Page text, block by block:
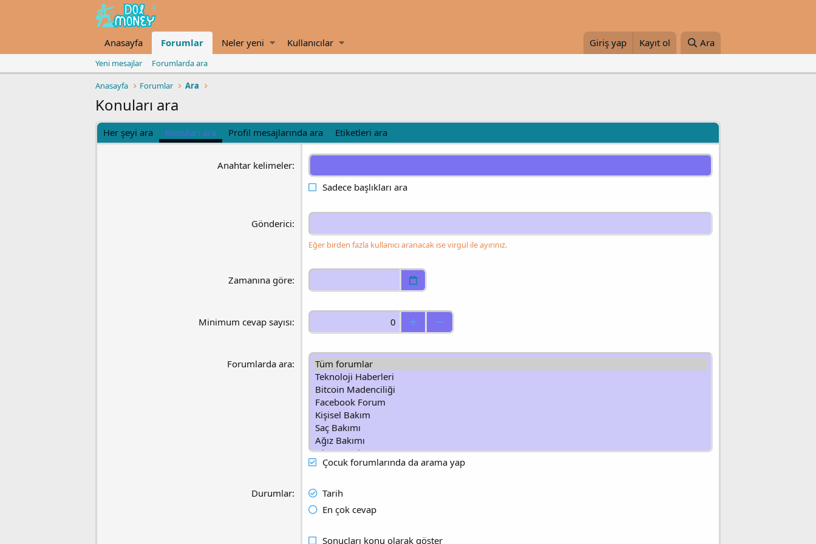
Anasayfa Forumlar Neler yeni Kullanıcılar Giriş yap Kayıt ol Ara
Yeni mesajlar Forumlarda ara
Anasayfa Forumlar Ara
Konuları ara
Her şeyi ara Konuları ara Profil mesajlarında ara Etiketleri ara
Anahtar kelimeler
Sadece başlıkları ara
Gönderici
Eğer birden fazla kullanıcı aranacak ise virgül ile ayırınız.
Zamanına göre
Minimum cevap sayısı
Forumlarda ara
Çocuk forumlarında da arama yap
Durumlar
Tarih
En çok cevap
Sonuçları konu olarak göster